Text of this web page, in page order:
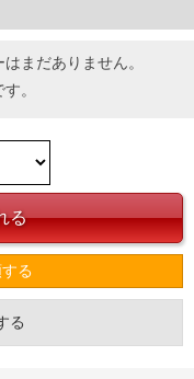
まだありません。
。
る
る